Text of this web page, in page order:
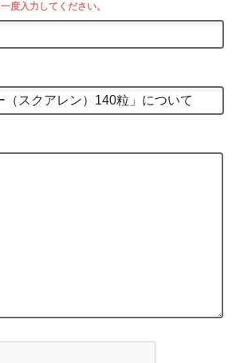
度入力してください。